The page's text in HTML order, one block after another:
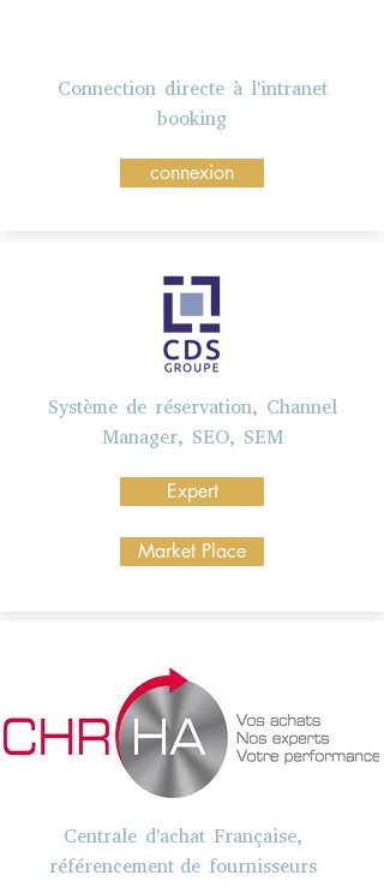
Connection directe à l'intranet
booking
connexion
Système de réservation, Channel
Manager, SEO, SEM
Expert
Market Place
Centrale d'achat Française,
référencement de fournisseurs